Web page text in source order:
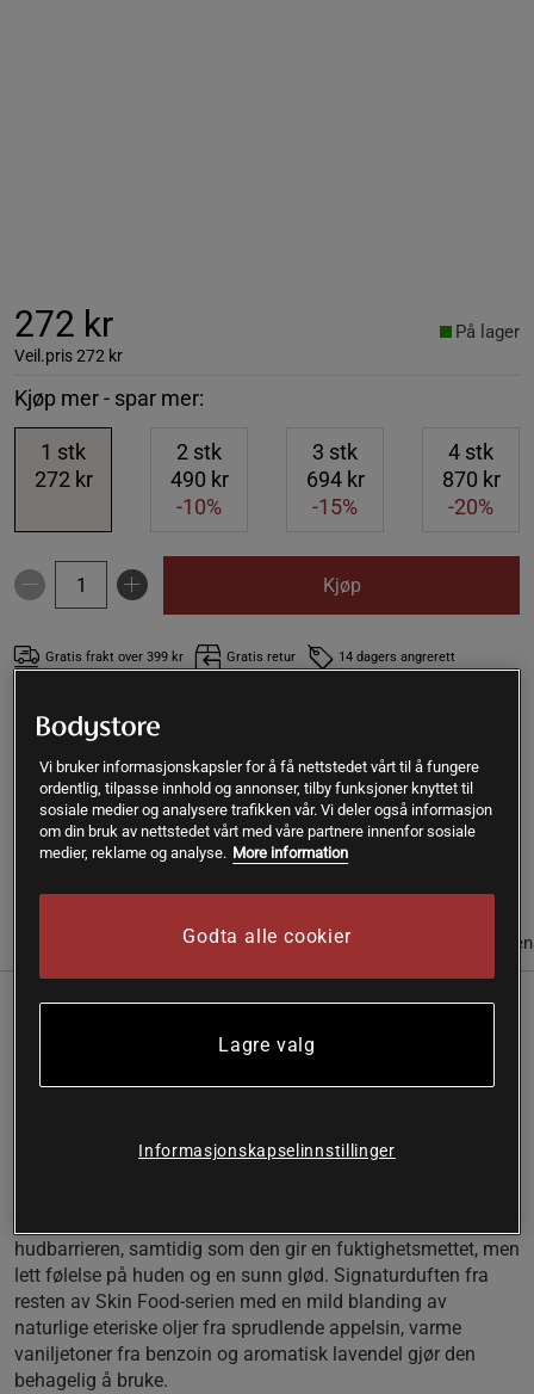
272 kr
Veil.pris272 kr
På lager
Kjøp mer - spar mer:
1 stk
272 kr
2 stk
490 kr
-10%
3 stk
694 kr
-15%
4 stk
870 kr
-20%
Kjøp
Gratis frakt over 399 kr Gratis retur 14 dagers angrerett
SKU #A6087-23| EAN
Hvis du ser etter en nattkrem som gir langvarig fuktighet og
støtter hudgjenoppretting, så er Weleda Skin Food Night
Cream det perfekte valget for deg.
Les mer
Anmeldelser Næringsinformasjon &
for deg med tørr hud på jakt etter langvarig fuktighet,
og den silkemyke sacha inchi-oljen, som bidrar til å forbedre
hudbarrieren, samtidig som den gir en fuktighetsmettet, men
lett følelse på huden og en sunn glød. Signaturduften fra
resten av Skin Food-serien med en mild blanding av
naturlige eteriske oljer fra sprudlende appelsin, varme
vaniljetoner fra benzoin og aromatisk lavendel gjør den
behagelig å bruke.
Vi bruker informasjonskapsler for å få nettstedet vårt til å fungere
ordentlig, tilpasse innhold og annonser, tilby funksjoner knyttet til
sosiale medier og analysere trafikken vår. Vi deler også informasjon
om din bruk av nettstedet vårt med våre partnere innenfor sosiale
medier, reklame og analyse. More information
Godta alle cookier
Lagre valg
Informasjonskapselinnstillinger